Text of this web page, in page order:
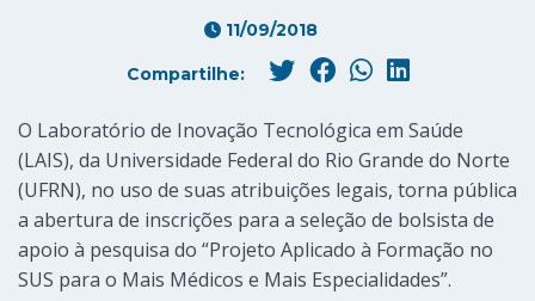
11/09/2018
Compartilhe:
O Laboratório de Inovação Tecnológica em Saúde
(LAIS), da Universidade Federal do Rio Grande do Norte
(UFRN), no uso de suas atribuições legais, torna pública
a abertura de inscrições para a seleção de bolsista de
apoio à pesquisa do “Projeto Aplicado à Formação no
SUS para o Mais Médicos e Mais Especialidades”.